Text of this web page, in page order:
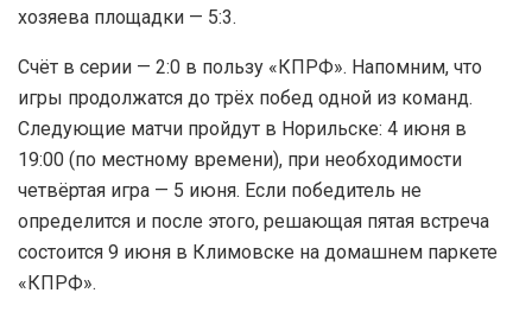
хозяева площадки — 5:3.
Счёт в серии — 2:0 в пользу «КПРФ». Напомним, что
игры продолжатся до трёх побед одной из команд.
Следующие матчи пройдут в Норильске: 4 июня в
19:00 (по местному времени), при необходимости
четвёртая игра — 5 июня. Если победитель не
определится и после этого, решающая пятая встреча
состоится 9 июня в Климовске на домашнем паркете
«КПРФ».